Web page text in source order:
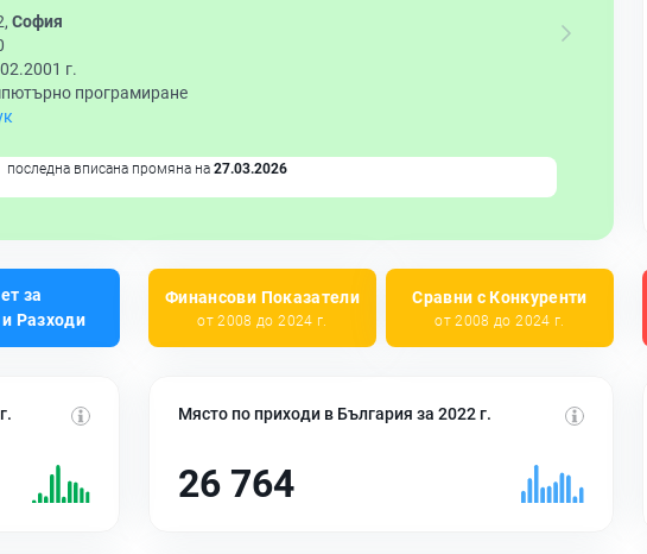
София
г.
програмиране
последна вписана промяна на 27.03.2026
за
Разходи
Финансови Показатели
от 2008 до 2024 г.
Сравни с Конкуренти
от 2008 до 2024 г.
Място по приходи в България за 2022 г.
26 764